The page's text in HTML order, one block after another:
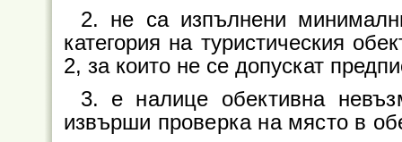
2. не са изпълнени
категория на туристическия
2, за които не се допускат
3. е налице обективна
извърши проверка на място в